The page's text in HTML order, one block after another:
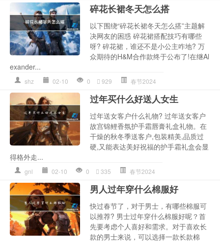
碎花长裙冬天怎么搭
以下围绕“碎花长裙冬天怎么搭”主题解
决网友的困惑 碎花裙搭配技巧有哪些
呀? 碎花裙，谁还不是小公主咋地? 万
众期待的H&M合作款终于公布了!在继Al
exander...
shz 02-10 0 929 春节2024
过年买什么好送人女生
过年送女客户什么礼物? 过年送女客户
故宫锦鲤香氛护手霜唇膏礼盒礼物。在
干燥的秋冬季送客户,包装精美,品质过
硬,又能表达美好祝福的护手霜礼盒会显
得格外走...
gnl 02-10 0 335 春节2024
男人过年穿什么棉服好
快过春节了，对于男士，有哪些棉服可
以推荐? 男士过年穿什么棉服好呢？首
先要考虑个人喜好和需求。对于喜欢长
款的男士来说，可以选择一款长款棉